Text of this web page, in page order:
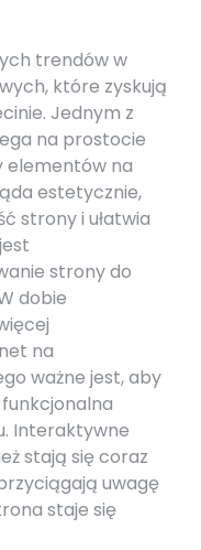
trendów w
które zyskują
Jednym z
na prostocie
elementów na
estetycznie,
strony i ułatwia
strony do
dobie
na
ważne jest, aby
Interaktywne
stają się coraz
uwagę
staje się